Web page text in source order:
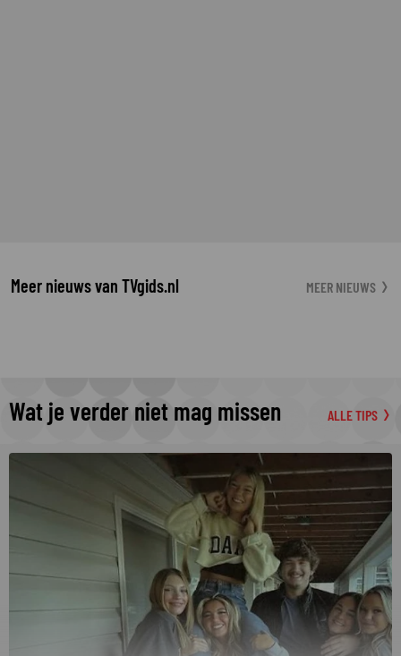
Meer nieuws van TVgids.nl MEER NIEUWS
Wat je verder niet mag missen ALLE TIPS